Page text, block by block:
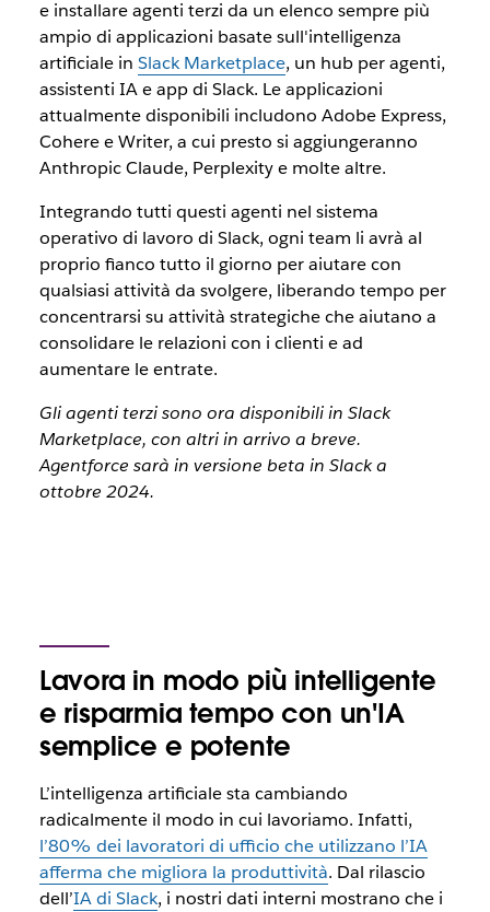
e installare agenti terzi da un elenco sempre più
ampio di applicazioni basate sull'intelligenza
artificiale in Slack Marketplace, un hub per agenti,
assistenti IA e app di Slack. Le applicazioni
attualmente disponibili includono Adobe Express,
Cohere e Writer, a cui presto si aggiungeranno
Anthropic Claude, Perplexity e molte altre.
Integrando tutti questi agenti nel sistema
operativo di lavoro di Slack, ogni team li avrà al
proprio fianco tutto il giorno per aiutare con
qualsiasi attività da svolgere, liberando tempo per
concentrarsi su attività strategiche che aiutano a
consolidare le relazioni con i clienti e ad
aumentare le entrate.
Gli agenti terzi sono ora disponibili in Slack
Marketplace, con altri in arrivo a breve.
Agentforce sarà in versione beta in Slack a
ottobre 2024.
Lavora in modo più intelligente
e risparmia tempo con un'IA
semplice e potente
L’intelligenza artificiale sta cambiando
radicalmente il modo in cui lavoriamo. Infatti,
l’80% dei lavoratori di ufficio che utilizzano l’IA
afferma che migliora la produttività. Dal rilascio
dell’IA di Slack, i nostri dati interni mostrano che i